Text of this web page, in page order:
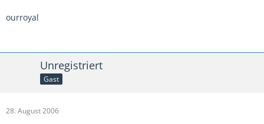
ourroyal
Unregistriert
Gast
28. August 2006